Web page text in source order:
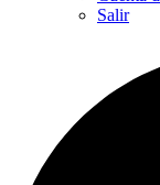
Salir